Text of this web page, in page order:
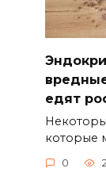
едят
которые
0